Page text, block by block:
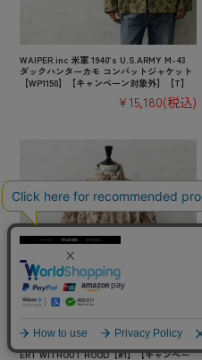
WAIPER.inc 米軍 1940’s U.S.ARMY M-43
ダックハンターカモ コンバットジャケット
【WP1150】【キャンペーン対象外】【T】
¥15,180(税込)
実物 新品 デッドストック 米軍 PTG MRS L
EVEL5 ソフトシェル ジャケット AOR1 DES
ERT WITHOUT HOOD【#1】【キャンペー